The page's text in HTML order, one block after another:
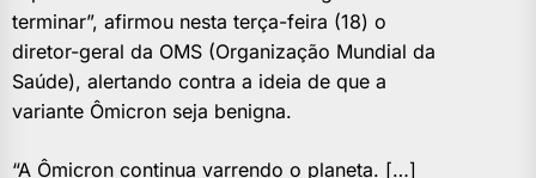
terminar”, afirmou nesta terça-feira (18) o
diretor-geral da OMS (Organização Mundial da
Saúde), alertando contra a ideia de que a
variante Ômicron seja benigna.
“A Ômicron continua varrendo o planeta. […]